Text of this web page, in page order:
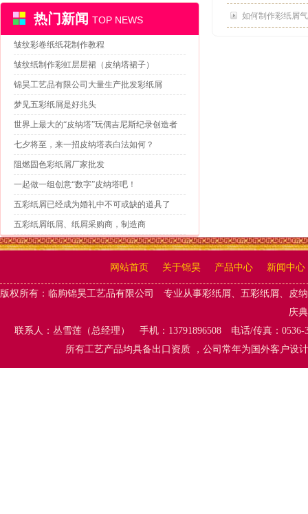
热门新闻 TOP NEWS
皱纹彩卷纸纸花制作教程
皱纹纸制作彩虹层层裙（皮纳塔裙子）
锦昊工艺品有限公司大量生产批发彩纸屑
梦见五彩纸屑是好兆头
世界上最大的“皮纳塔”玩偶吉尼斯纪录创造者
七夕将至，来一招皮纳塔表白法如何？
阻燃固色彩纸屑厂家批发
一起做一组创意“数字”皮纳塔吧！
五彩纸屑已经成为婚礼中不可或缺的道具了
五彩纸屑纸屑、纸屑采购商，制造商
如何制作彩纸屑
网站首页 关于锦昊 产品中心 新闻中心
版权所有： 临朐锦昊工艺品有限公司 专业从事彩纸屑、五彩纸屑、 皮
庆典
联系人：丛雪莲（总经理） 手机：13791896508 电话/传真：
所有工艺产品均具备出口资质 ，公司常年为国外客户设